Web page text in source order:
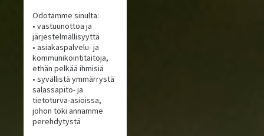
Odotamme sinulta:
• vastuunottoa ja
järjestelmällisyyttä
• asiakaspalvelu- ja
kommunikointitaitoja,
ethän pelkää ihmisiä
• syvällistä ymmärrystä
salassapito- ja
tietoturva-asioissa,
johon toki annamme
perehdytystä